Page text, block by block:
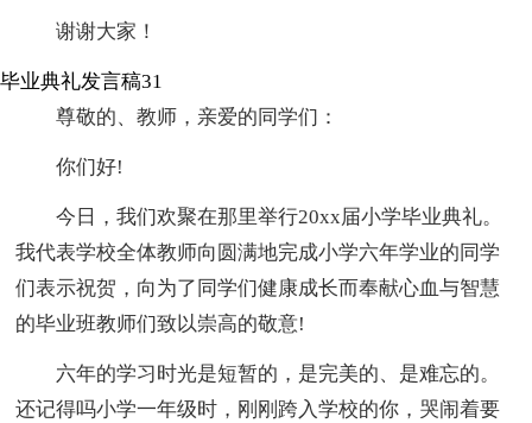
谢谢大家！
毕业典礼发言稿31
尊敬的、教师，亲爱的同学们：
你们好!
今日，我们欢聚在那里举行20xx届小学毕业典礼。
我代表学校全体教师向圆满地完成小学六年学业的同学
们表示祝贺，向为了同学们健康成长而奉献心血与智慧
的毕业班教师们致以崇高的敬意!
六年的学习时光是短暂的，是完美的、是难忘的。
还记得吗小学一年级时，刚刚跨入学校的你，哭闹着要